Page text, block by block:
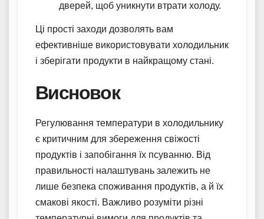
дверей, щоб уникнути втрати холоду.
Ці прості заходи дозволять вам
ефективніше використовувати холодильник
і зберігати продукти в найкращому стані.
Висновок
Регулювання температури в холодильнику
є критичним для збереження свіжості
продуктів і запобігання їх псуванню. Від
правильності налаштувань залежить не
лише безпека споживання продуктів, а й їх
смакові якості. Важливо розуміти різні